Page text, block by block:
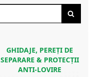
GHIDAJE, PEREȚI DE
SEPARARE & PROTECȚII
ANTI-LOVIRE